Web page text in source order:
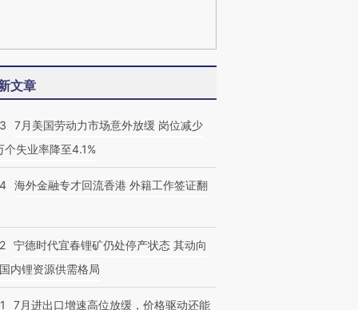
文章
7月美国劳动力市场意外放缓 岗位减少
个失业率降至4.1%
海外金融专才回流香港 外籍工作签证翻
宁德时代宜春锂矿仍处停产状态 其动向
内锂资源供需格局
7月进出口增速高位放缓，价格驱动还能